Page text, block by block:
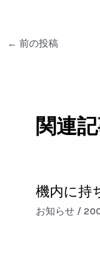
← 前の投稿
関連
機内に持
お知らせ /